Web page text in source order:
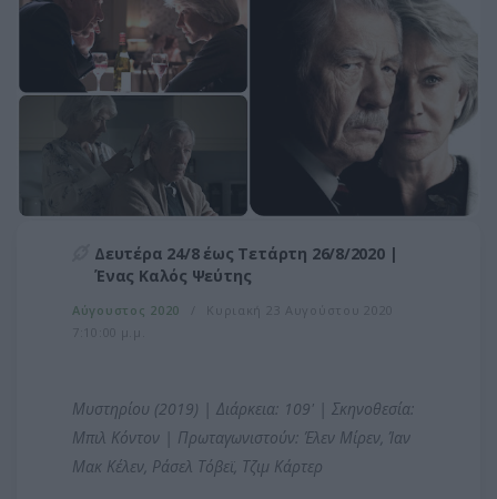
Δευτέρα 24/8 έως Τετάρτη 26/8/2020 |
Ένας Καλός Ψεύτης
Αύγουστος 2020
Κυριακή 23 Αυγούστου 2020
Μυστηρίου (2019) | Διάρκεια: 109' | Σκηνοθεσία:
Μπιλ Κόντον | Πρωταγωνιστούν: Έλεν Μίρεν, Ίαν
Μακ Κέλεν, Ράσελ Τόβεϊ, Τζιμ Κάρτερ